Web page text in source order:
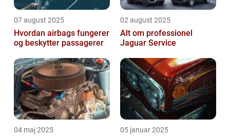
07 august 2025
Hvordan airbags fungerer
og beskytter passagerer
02 august 2025
Alt om professionel
Jaguar Service
04 maj 2025 05 januar 2025